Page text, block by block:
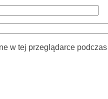
w tej przeglądarce